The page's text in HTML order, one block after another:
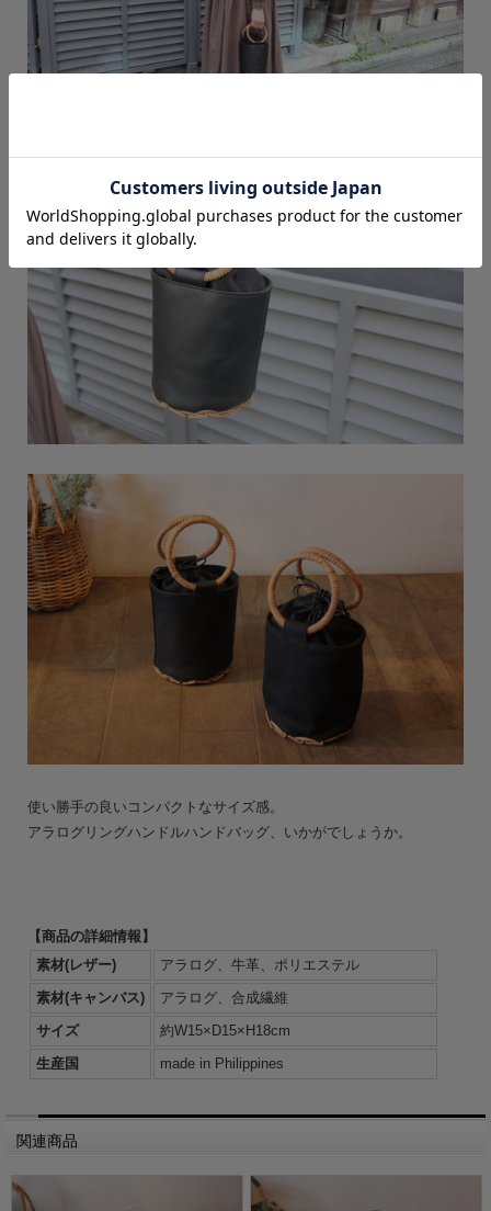
使い勝手の良いコンパクトなサイズ感。
アラログリングハンドルハンドバッグ、いかがでしょうか。
【商品の詳細情報】
素材(レザー)
アラログ、牛革、ポリエステル
素材(キャンバス)
アラログ、合成繊維
サイズ
約W15×D15×H18cm
生産国
made in Philippines
関連商品